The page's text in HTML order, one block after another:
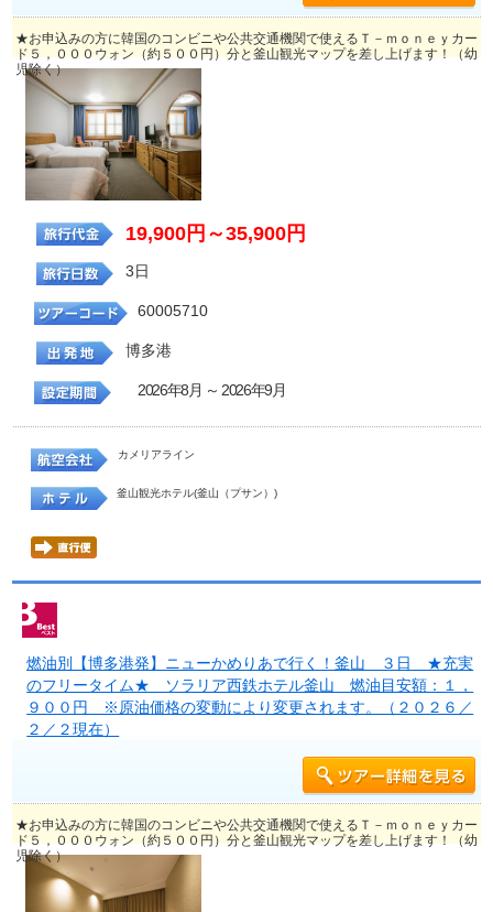
★お申込みの方に韓国のコンビニや公共交通機関で使えるＴ－ｍｏｎｅｙカー
ド５，０００ウォン（約５００円）分と釜山観光マップを差し上げます！（幼
児除く）
19,900円～35,900円
3日
60005710
博多港
2026年8月 ～ 2026年9月
カメリアライン
釜山観光ホテル(釜山（プサン）)
燃油別【博多港発】ニューかめりあで行く！釜山 ３日 ★充実
のフリータイム★ ソラリア西鉄ホテル釜山 燃油目安額：１，
９００円 ※原油価格の変動により変更されます。（２０２６／
２／２現在）
★お申込みの方に韓国のコンビニや公共交通機関で使えるＴ－ｍｏｎｅｙカー
ド５，０００ウォン（約５００円）分と釜山観光マップを差し上げます！（幼
児除く）